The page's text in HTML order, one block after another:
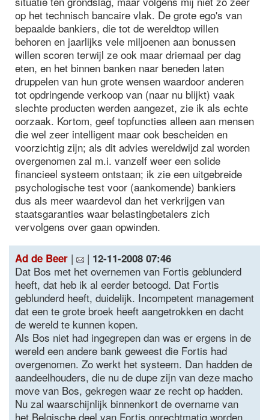
op het technisch bancaire vlak. De grote ego's van
bepaalde bankiers, die tot de wereldtop willen
behoren en jaarlijks vele miljoenen aan bonussen
willen scoren terwijl ze ook maar driemaal per dag
eten, en het binnen banken naar beneden laten
druppelen van hun grote wensen waardoor anderen
tot opdringende verkoop van (naar nu blijkt) vaak
slechte producten werden aangezet, zie ik als echte
oorzaak. Kortom, geef topfuncties alleen aan mensen
die wel zeer intelligent maar ook bescheiden en
voorzichtig zijn; als dit advies wereldwijd zal worden
overgenomen zal m.i. vanzelf weer een solide
financieel systeem ontstaan; ik zie een uitgebreide
psychologische test voor (aankomende) bankiers
dus als meer waardevol dan het verkrijgen van
staatsgaranties waar belastingbetalers zich
vervolgens over gaan opwinden.
Ad de Beer | | 12-11-2008 07:46
Dat Bos met het overnemen van Fortis geblunderd
heeft, dat heb ik al eerder betoogd. Dat Fortis
geblunderd heeft, duidelijk. Incompetent management
dat een te grote broek heeft aangetrokken en dacht
de wereld te kunnen kopen.
Als Bos niet had ingegrepen dan was er ergens in de
wereld een andere bank geweest die Fortis had
overgenomen. Zo werkt het systeem. Dan hadden de
aandeelhouders, die nu de dupe zijn van deze macho
move van Bos, gekregen waar ze recht op hadden.
Nu zal waarschijnlijk binnenkort de overname van
het Belgische deel van Fortis onrechtmatig worden